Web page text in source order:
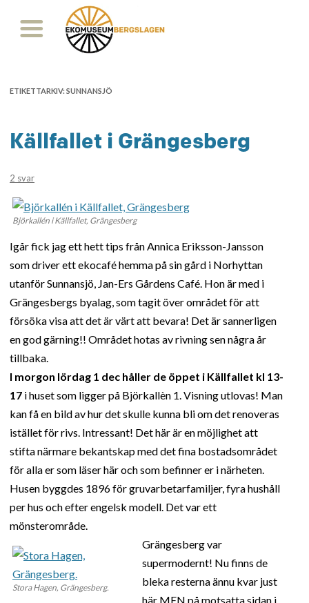
ETIKETTARKIV: SUNNANSJÖ
Källfallet i Grängesberg
2 svar
Björkallén i Källfallet, Grängesberg
Igår fick jag ett hett tips från Annica Eriksson-Jansson
som driver ett ekocafé hemma på sin gård i Norhyttan
utanför Sunnansjö, Jan-Ers Gårdens Café. Hon är med i
Grängesbergs byalag, som tagit över området för att
försöka visa att det är värt att bevara! Det är sannerligen
en god gärning!! Området hotas av rivning sen några år
tillbaka.
I morgon lördag 1 dec håller de öppet i Källfallet kl 13-
17 i huset som ligger på Björkallèn 1. Visning utlovas! Man
kan få en bild av hur det skulle kunna bli om det renoveras
istället för rivs. Intressant! Det här är en möjlighet att
stifta närmare bekantskap med det fina bostadsområdet
för alla er som läser här och som befinner er i närheten.
Husen byggdes 1896 för gruvarbetarfamiljer, fyra hushåll
per hus och efter engelsk modell. Det var ett
mönsterområde.
Stora Hagen, Grängesberg.
Grängesberg var
supermodernt! Nu finns de
bleka resterna ännu kvar just
här MEN på motsatta sidan i